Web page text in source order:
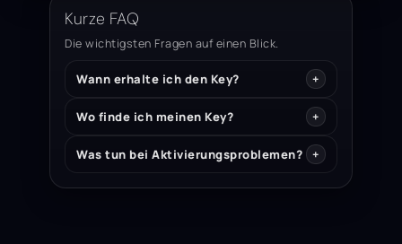
Kurze FAQ
Die wichtigsten Fragen auf einen Blick.
Wann erhalte ich den Key?
Wo finde ich meinen Key?
Was tun bei Aktivierungsproblemen?